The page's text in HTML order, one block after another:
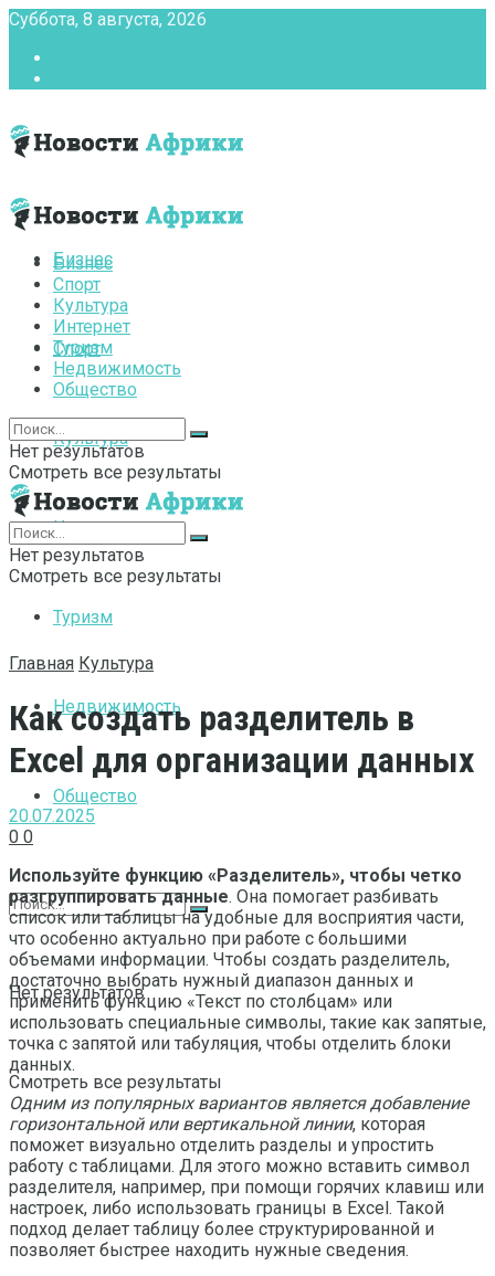
Суббота, 8 августа, 2026
Бизнес
Спорт
Культура
Интернет
Туризм
Недвижимость
Общество
Нет результатов
Смотреть все результаты
Бизнес
Спорт
Культура
Интернет
Туризм
Недвижимость
Общество
Нет результатов
Смотреть все результаты
Нет результатов
Смотреть все результаты
Главная Культура
Как создать разделитель в
Excel для организации данных
20.07.2025
0 0
Используйте функцию «Разделитель», чтобы четко
разгруппировать данные. Она помогает разбивать
список или таблицы на удобные для восприятия части,
что особенно актуально при работе с большими
объемами информации. Чтобы создать разделитель,
достаточно выбрать нужный диапазон данных и
применить функцию «Текст по столбцам» или
использовать специальные символы, такие как запятые,
точка с запятой или табуляция, чтобы отделить блоки
данных.
Одним из популярных вариантов является добавление
горизонтальной или вертикальной линии, которая
поможет визуально отделить разделы и упростить
работу с таблицами. Для этого можно вставить символ
разделителя, например, при помощи горячих клавиш или
настроек, либо использовать границы в Excel. Такой
подход делает таблицу более структурированной и
позволяет быстрее находить нужные сведения.